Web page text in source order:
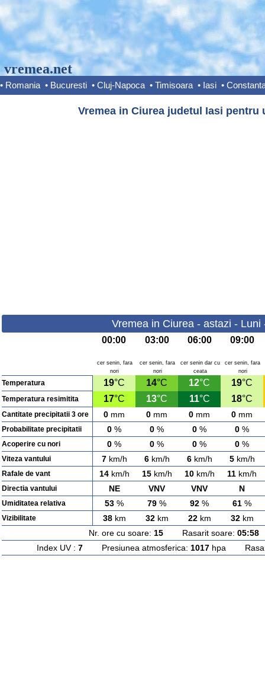
vremea.net
• Romania • Bucuresti • Cluj-Napoca • Timisoara • Iasi •
Vremea in Ciurea judetul Iasi pentru
Vremea in Ciurea - astazi - Luni
00:00 03:00 06:00 09:00
cer senin, fara
nori
cer senin, fara
nori
cer senin dar cu
ceata
cer senin, fara
nori
Temperatura 19°C 14°C 12°C 19°C
Temperatura resimitita 17°C 13°C 11°C 18°C
Cantitate precipitatii 3 ore 0 mm 0 mm 0 mm 0 mm
Probabilitate precipitatii 0 % 0 % 0 % 0 %
Acoperire cu nori 0 % 0 % 0 % 0 %
Viteza vantului 7km/h 6km/h 6km/h 5km/h
Rafale de vant 14km/h 15km/h 10km/h 11 km/h
Directia vantului NE VNV VNV N
Umiditatea relativa 53 % 79 % 92 % 61 %
Vizibilitate 38km 32km 22km 32km
Nr. ore cu soare: 15Rasarit soare: 05:58
Index UV : 7Presiunea atmosferica: 1017hpa